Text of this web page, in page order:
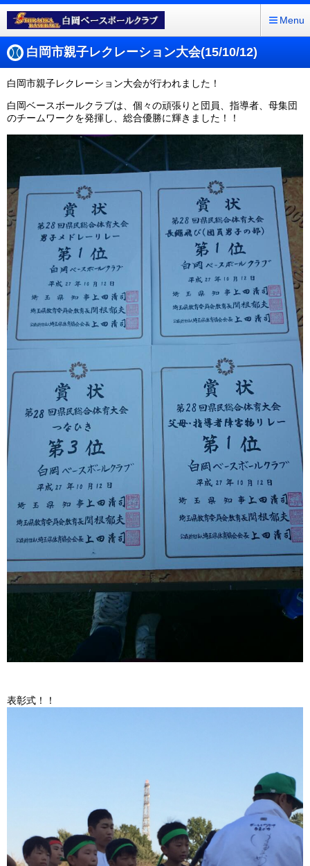
Menu
白岡市親子レクレーション大会(15/10/12)
白岡市親子レクレーション大会が行われました！
白岡ベースボールクラブは、個々の頑張りと団員、指導者、母集団
のチームワークを発揮し、総合優勝に輝きました！！
表彰式！！